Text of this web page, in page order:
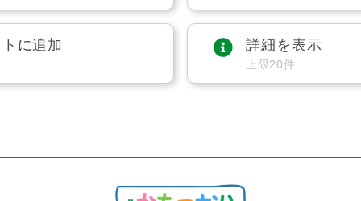
に追加 詳細を表示
上限20件